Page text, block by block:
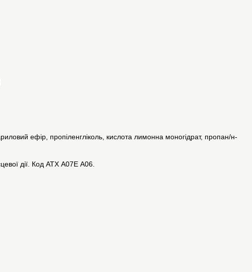
ефір, пропіленгліколь, кислота лимонна моногідрат, пропан/н-
дії. Код АТХ А07Е А06.